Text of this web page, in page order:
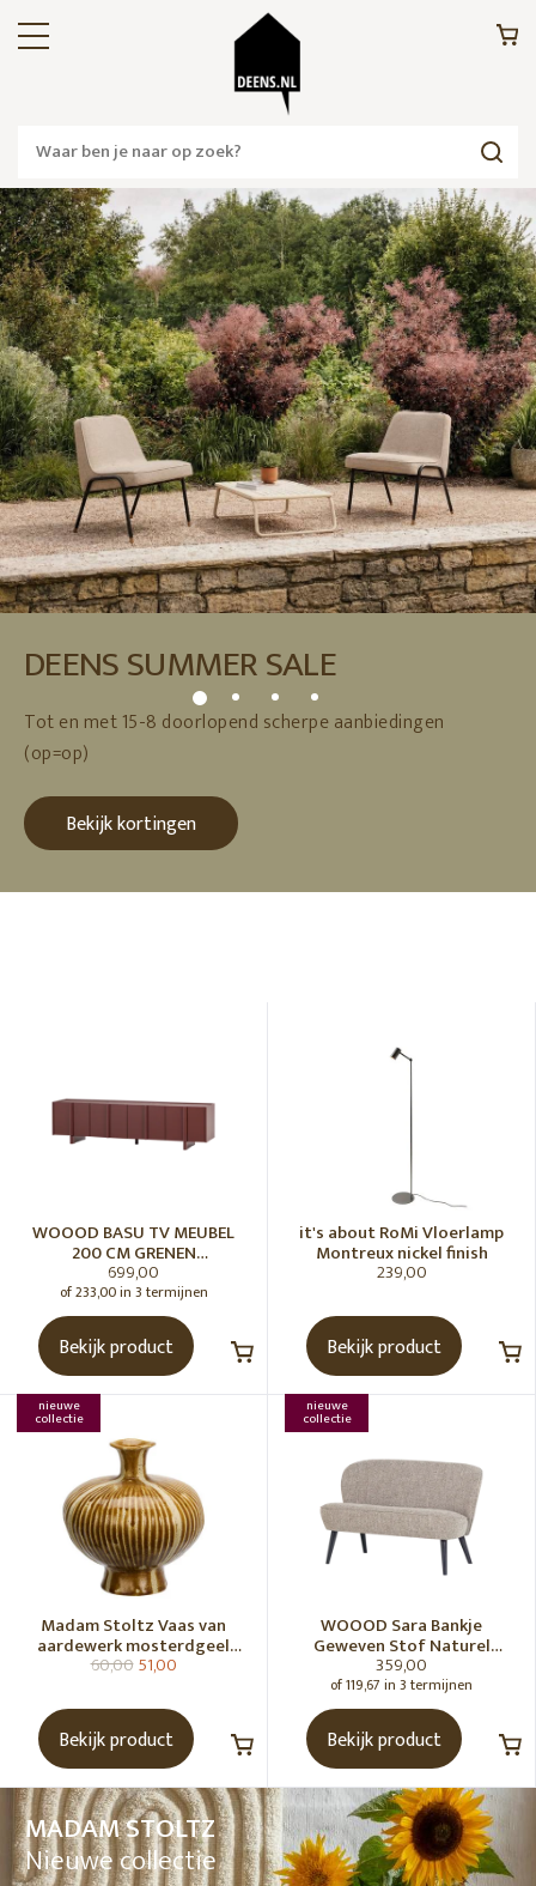
DEENS SUMMER SALE
Tot en met 15-8 doorlopend scherpe aanbiedingen
(op=op)
Bekijk kortingen
WOOOD BASU TV MEUBEL
200 CM GRENEN
BORDEAUXROOD [fsc]
699,00
of 233,00 in 3 termijnen
Bekijk product
it's about RoMi Vloerlamp
Montreux nickel finish
239,00
Bekijk product
nieuwe
collectie
Madam Stoltz Vaas van
aardewerk mosterdgeel
naturel
60,0051,00
Bekijk product
nieuwe
collectie
WOOOD Sara Bankje
Geweven Stof Naturel
Melange [Fsc]
359,00
of 119,67 in 3 termijnen
Bekijk product
MADAM STOLTZ
Nieuwe collectie